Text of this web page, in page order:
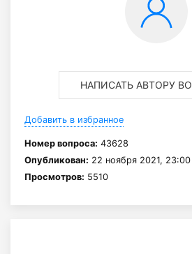
НАПИСАТЬ АВТОРУ
Добавить в избранное
Номер вопроса: 43628
Опубликован: 22 ноября 2021, 23:00
Просмотров: 5510